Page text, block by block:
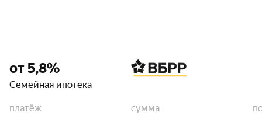
от 5,8%
Семейная ипотека
платёж
сумма